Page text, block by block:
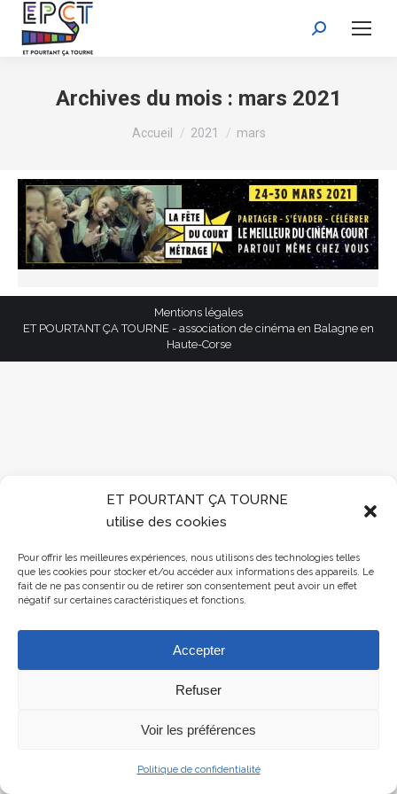
ET POURTANT ÇA TOURNE
utilise des cookies
Pour offrir les meilleures expériences, nous utilisons des technologies telles
que les cookies pour stocker et/ou accéder aux informations des appareils. Le
fait de ne pas consentir ou de retirer son consentement peut avoir un effet
négatif sur certaines caractéristiques et fonctions.
Accepter
Refuser
Voir les préférences
Politique de confidentialité
Recherche
Archives du mois : mars 2021
Vous êtes ici :
Accueil 2021 mars
Mentions légales
ET POURTANT ÇA TOURNE - association de cinéma en Balagne en
Haute-Corse